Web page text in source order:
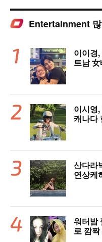
Entertainment
이이경
트남
이시영
캐나다
산다라
연상케
워터밤
로 깜